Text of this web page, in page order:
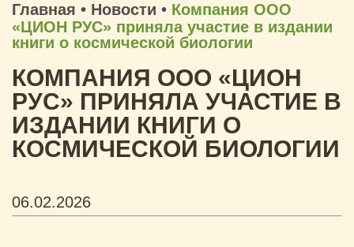
Главная • Новости • Компания ООО
«ЦИОН РУС» приняла участие в издании
книги о космической биологии
КОМПАНИЯ ООО «ЦИОН
РУС» ПРИНЯЛА УЧАСТИЕ В
ИЗДАНИИ КНИГИ О
КОСМИЧЕСКОЙ БИОЛОГИИ
06.02.2026